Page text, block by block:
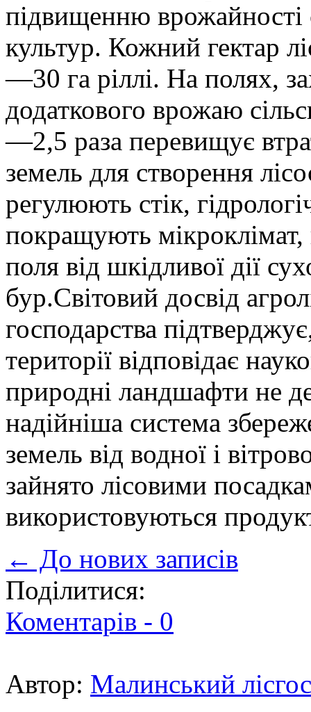
підвищенню врожайності
культур. Кожний гектар
—30 га ріллі. На полях,
додаткового врожаю
—2,5 раза перевищує
земель для створення
регулюють стік,
покращують
поля від шкідливої дії
бур.Світовий досвід
господарства
території відповідає
природні ландшафти не
надійніша система
земель від водної і
зайнято лісовими
використовуються
← До нових записів
Поділитися:
Коментарів - 0
Автор: Малинський